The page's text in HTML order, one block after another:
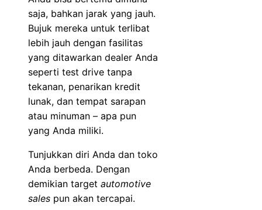
saja, bahkan jarak yang jauh.
Bujuk mereka untuk terlibat
lebih jauh dengan fasilitas
yang ditawarkan dealer Anda
seperti test drive tanpa
tekanan, penarikan kredit
lunak, dan tempat sarapan
atau minuman – apa pun
yang Anda miliki.
Tunjukkan diri Anda dan toko
Anda berbeda. Dengan
demikian target automotive
sales pun akan tercapai.